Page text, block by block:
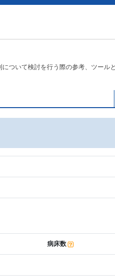
ついて検討を行う際の参考、ツー
病床数